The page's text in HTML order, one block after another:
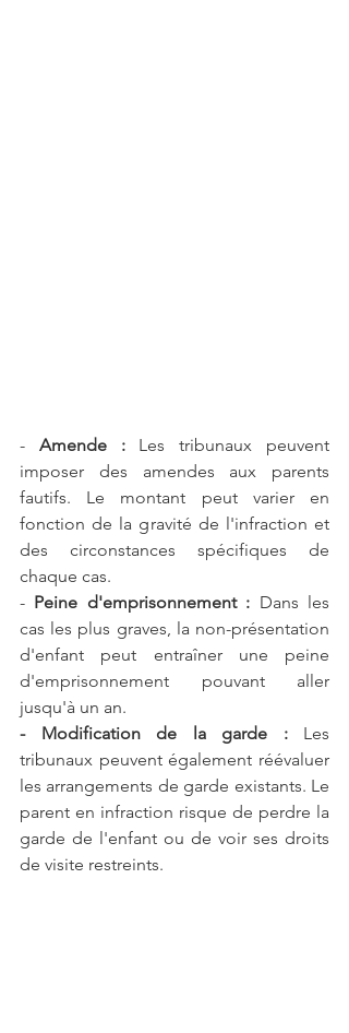
- Amende : Les tribunaux peuvent
imposer des amendes aux parents
fautifs. Le montant peut varier en
fonction de la gravité de l'infraction et
des circonstances spécifiques de
chaque cas.
- Peine d'emprisonnement : Dans les
cas les plus graves, la non-présentation
d'enfant peut entraîner une peine
d'emprisonnement pouvant aller
jusqu'à un an.
- Modification de la garde : Les
tribunaux peuvent également réévaluer
les arrangements de garde existants. Le
parent en infraction risque de perdre la
garde de l'enfant ou de voir ses droits
de visite restreints.